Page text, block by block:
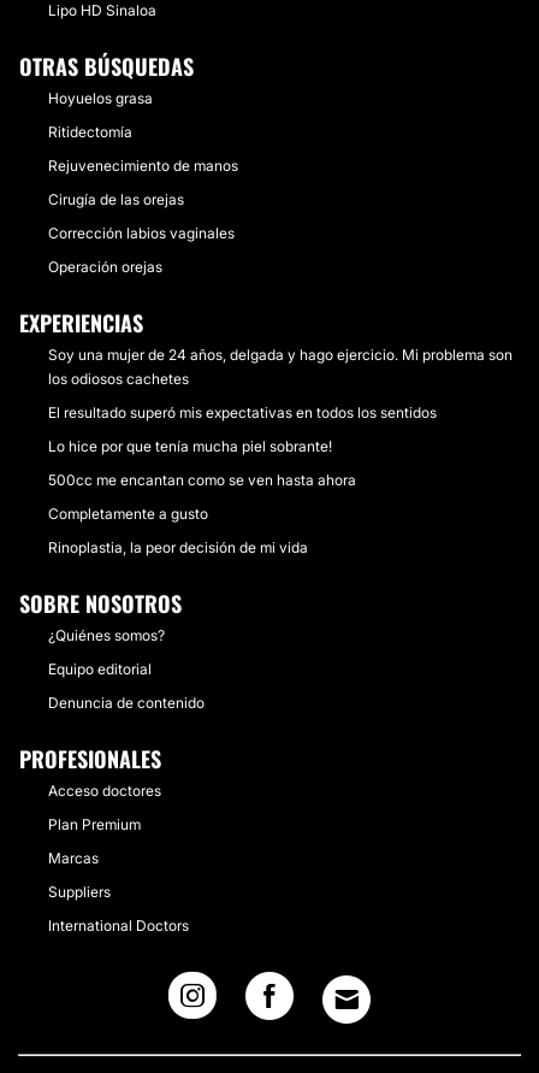
Lipo HD Sinaloa
OTRAS BÚSQUEDAS
Hoyuelos grasa
Ritidectomía
Rejuvenecimiento de manos
Cirugía de las orejas
Corrección labios vaginales
Operación orejas
EXPERIENCIAS
Soy una mujer de 24 años, delgada y hago ejercicio. Mi problema son
los odiosos cachetes
El resultado superó mis expectativas en todos los sentidos
Lo hice por que tenía mucha piel sobrante!
500cc me encantan como se ven hasta ahora
Completamente a gusto
Rinoplastia, la peor decisión de mi vida
SOBRE NOSOTROS
¿Quiénes somos?
Equipo editorial
Denuncia de contenido
PROFESIONALES
Acceso doctores
Plan Premium
Marcas
Suppliers
International Doctors